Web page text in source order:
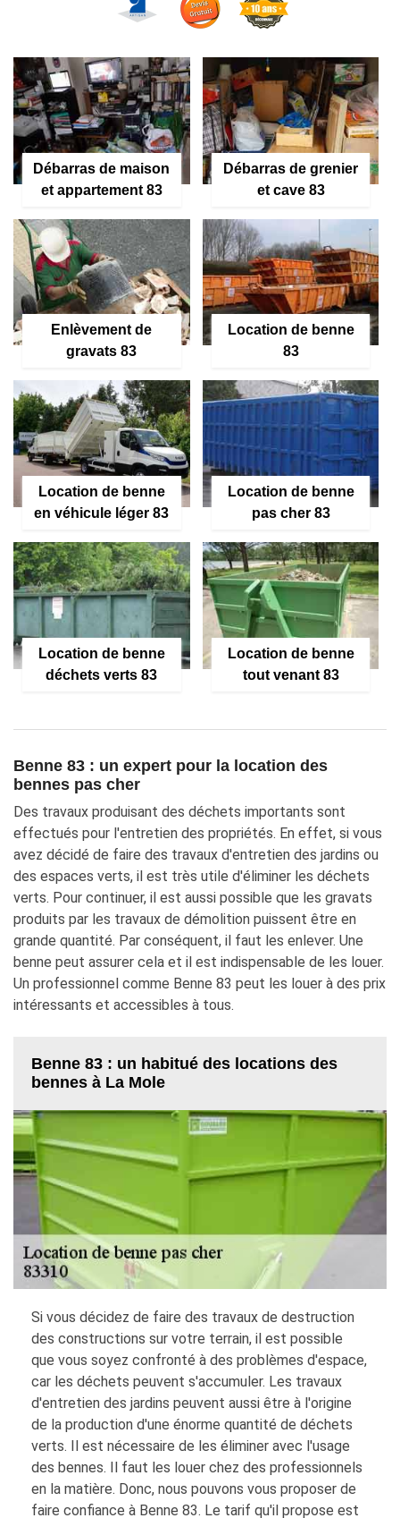
Débarras de maison
et appartement 83
Débarras de grenier
et cave 83
Enlèvement de
gravats 83
Location de benne
83
Location de benne
en véhicule léger 83
Location de benne
pas cher 83
Location de benne
déchets verts 83
Location de benne
tout venant 83
Benne 83 : un expert pour la location des
bennes pas cher
Des travaux produisant des déchets importants sont
effectués pour l'entretien des propriétés. En effet, si vous
avez décidé de faire des travaux d'entretien des jardins ou
des espaces verts, il est très utile d'éliminer les déchets
verts. Pour continuer, il est aussi possible que les gravats
produits par les travaux de démolition puissent être en
grande quantité. Par conséquent, il faut les enlever. Une
benne peut assurer cela et il est indispensable de les louer.
Un professionnel comme Benne 83 peut les louer à des prix
intéressants et accessibles à tous.
Benne 83 : un habitué des locations des
bennes à La Mole
Si vous décidez de faire des travaux de destruction
des constructions sur votre terrain, il est possible
que vous soyez confronté à des problèmes d'espace,
car les déchets peuvent s'accumuler. Les travaux
d'entretien des jardins peuvent aussi être à l'origine
de la production d'une énorme quantité de déchets
verts. Il est nécessaire de les éliminer avec l'usage
des bennes. Il faut les louer chez des professionnels
en la matière. Donc, nous pouvons vous proposer de
faire confiance à Benne 83. Le tarif qu'il propose est